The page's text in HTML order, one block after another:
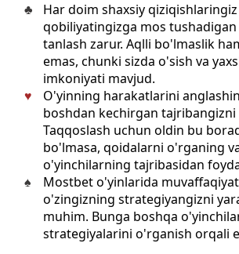
Har doim shaxsiy qiziqishlaringiz
qobiliyatingizga mos
tanlash zarur. Aqlli bo'lmaslik
emas, chunki sizda o'sish va
imkoniyati mavjud.
O'yinning harakatlarini
boshdan kechirgan
Taqqoslash uchun oldin bu
bo'lmasa, qoidalarni o'rganing
o'yinchilarning tajribasidan
Mostbet o'yinlarida
o'zingizning strategiyangizni
muhim. Bunga boshqa
strategiyalarini o'rganish orqali